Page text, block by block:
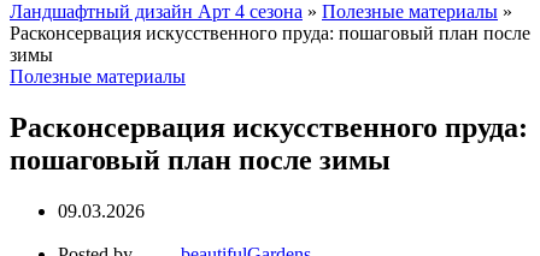
Ландшафтный дизайн Арт 4 сезона » Полезные материалы »
Расконсервация искусственного пруда: пошаговый план после
зимы
Полезные материалы
Расконсервация искусственного пруда:
пошаговый план после зимы
09.03.2026